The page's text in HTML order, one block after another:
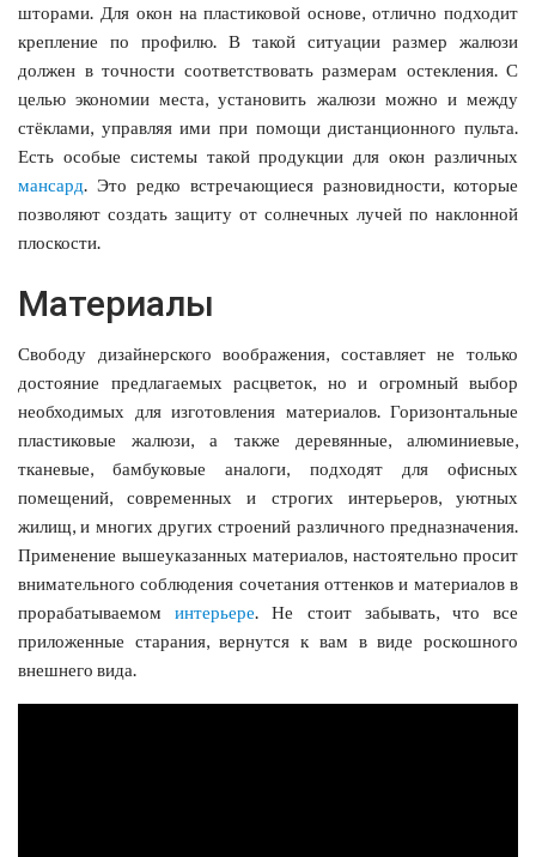
шторами. Для окон на пластиковой основе, отлично подходит
крепление по профилю. В такой ситуации размер жалюзи
должен в точности соответствовать размерам остекления. С
целью экономии места, установить жалюзи можно и между
стёклами, управляя ими при помощи дистанционного пульта.
Есть особые системы такой продукции для окон различных
мансард. Это редко встречающиеся разновидности, которые
позволяют создать защиту от солнечных лучей по наклонной
плоскости.
Материалы
Свободу дизайнерского воображения, составляет не только
достояние предлагаемых расцветок, но и огромный выбор
необходимых для изготовления материалов. Горизонтальные
пластиковые жалюзи, а также деревянные, алюминиевые,
тканевые, бамбуковые аналоги, подходят для офисных
помещений, современных и строгих интерьеров, уютных
жилищ, и многих других строений различного предназначения.
Применение вышеуказанных материалов, настоятельно просит
внимательного соблюдения сочетания оттенков и материалов в
прорабатываемоминтерьере. Не стоит забывать, что все
приложенные старания, вернутся к вам в виде роскошного
внешнего вида.